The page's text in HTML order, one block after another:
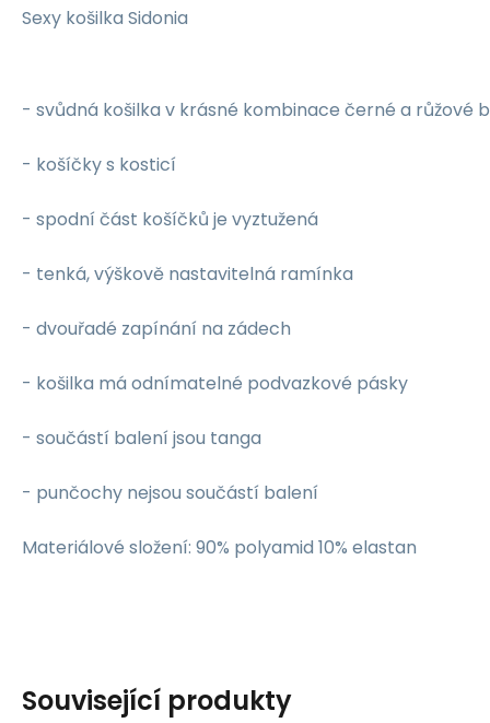
Sexy košilka Sidonia
- svůdná košilka v krásné kombinace černé a růžové
- košíčky s kosticí
- spodní část košíčků je vyztužená
- tenká, výškově nastavitelná ramínka
- dvouřadé zapínání na zádech
- košilka má odnímatelné podvazkové pásky
- součástí balení jsou tanga
- punčochy nejsou součástí balení
Materiálové složení: 90% polyamid 10% elastan
Související produkty